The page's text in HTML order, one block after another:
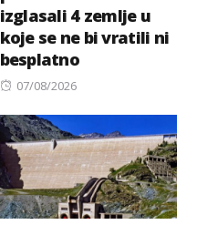
izglasali 4 zemlje u
koje se ne bi vratili ni
besplatno
Posted
07/08/2026